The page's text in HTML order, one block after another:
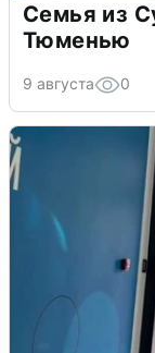
Семья из
Тюменью
9 августа 0